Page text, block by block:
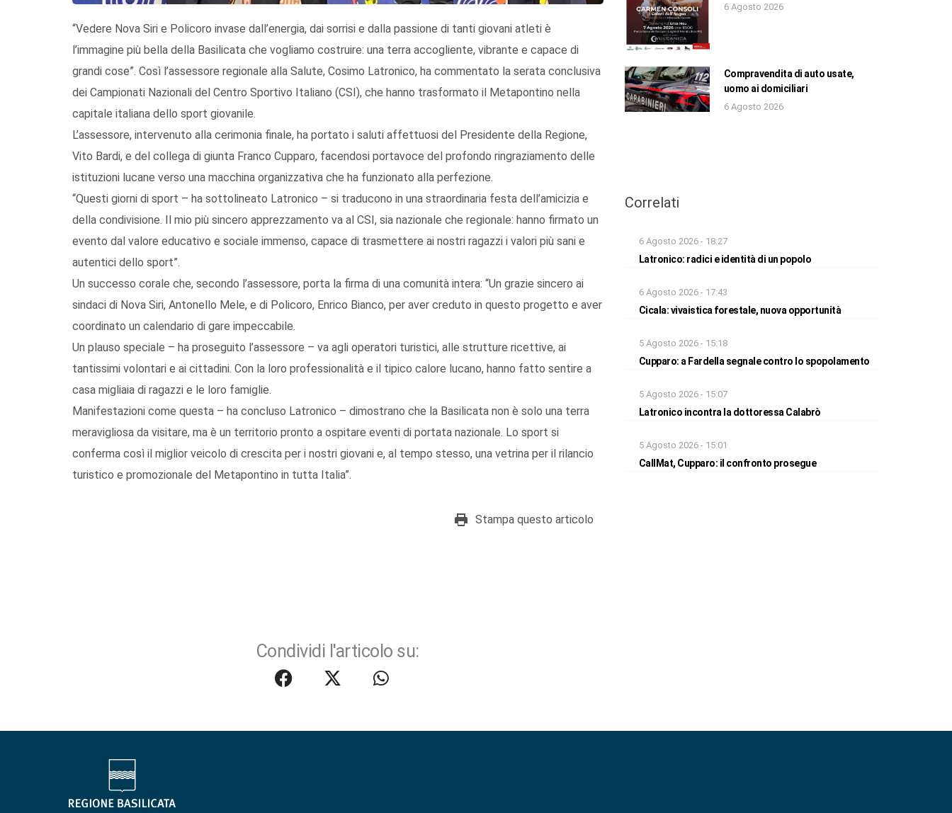
“Vedere Nova Siri e Policoro invase dall’energia, dai sorrisi e dalla passione di tanti giovani atleti è
l’immagine più bella della Basilicata che vogliamo costruire: una terra accogliente, vibrante e capace di
grandi cose”. Così l’assessore regionale alla Salute, Cosimo Latronico, ha commentato la serata conclusiva
dei Campionati Nazionali del Centro Sportivo Italiano (CSI), che hanno trasformato il Metapontino nella
capitale italiana dello sport giovanile.
L’assessore, intervenuto alla cerimonia finale, ha portato i saluti affettuosi del Presidente della Regione,
Vito Bardi, e del collega di giunta Franco Cupparo, facendosi portavoce del profondo ringraziamento delle
istituzioni lucane verso una macchina organizzativa che ha funzionato alla perfezione.
“Questi giorni di sport – ha sottolineato Latronico – si traducono in una straordinaria festa dell’amicizia e
della condivisione. Il mio più sincero apprezzamento va al CSI, sia nazionale che regionale: hanno firmato un
evento dal valore educativo e sociale immenso, capace di trasmettere ai nostri ragazzi i valori più sani e
autentici dello sport”.
Un successo corale che, secondo l’assessore, porta la firma di una comunità intera: “Un grazie sincero ai
sindaci di Nova Siri, Antonello Mele, e di Policoro, Enrico Bianco, per aver creduto in questo progetto e aver
coordinato un calendario di gare impeccabile.
Un plauso speciale – ha proseguito l’assessore – va agli operatori turistici, alle strutture ricettive, ai
tantissimi volontari e ai cittadini. Con la loro professionalità e il tipico calore lucano, hanno fatto sentire a
casa migliaia di ragazzi e le loro famiglie.
Manifestazioni come questa – ha concluso Latronico – dimostrano che la Basilicata non è solo una terra
meravigliosa da visitare, ma è un territorio pronto a ospitare eventi di portata nazionale. Lo sport si
conferma così il miglior veicolo di crescita per i nostri giovani e, al tempo stesso, una vetrina per il rilancio
turistico e promozionale del Metapontino in tutta Italia”.
Stampa questo articolo
Condividi l'articolo su:
6 Agosto 2026
Compravendita di auto usate,
uomo ai domiciliari
6 Agosto 2026
Correlati
6 Agosto 2026 - 18:27
Latronico: radici e identità di un popolo
6 Agosto 2026 - 17:43
Cicala: vivaistica forestale, nuova opportunità
5 Agosto 2026 - 15:18
Cupparo: a Fardella segnale contro lo spopolamento
5 Agosto 2026 - 15:07
Latronico incontra la dottoressa Calabrò
5 Agosto 2026 - 15:01
CallMat, Cupparo: il confronto prosegue